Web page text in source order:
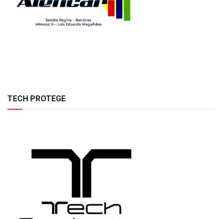
TECH PROTEGE